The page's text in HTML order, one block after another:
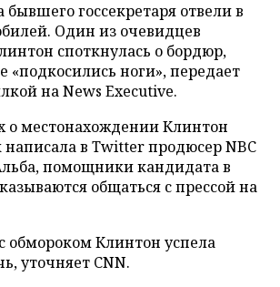
бывшего госсекретаря отвели в
Один из очевидцев
споткнулась о бордюр,
«подкосились ноги», передает
на News Executive.
о местонахождении Клинтон
написала в Twitter продюсер NBC
помощники кандидата в
общаться с прессой на
обмороком Клинтон успела
уточняет CNN.